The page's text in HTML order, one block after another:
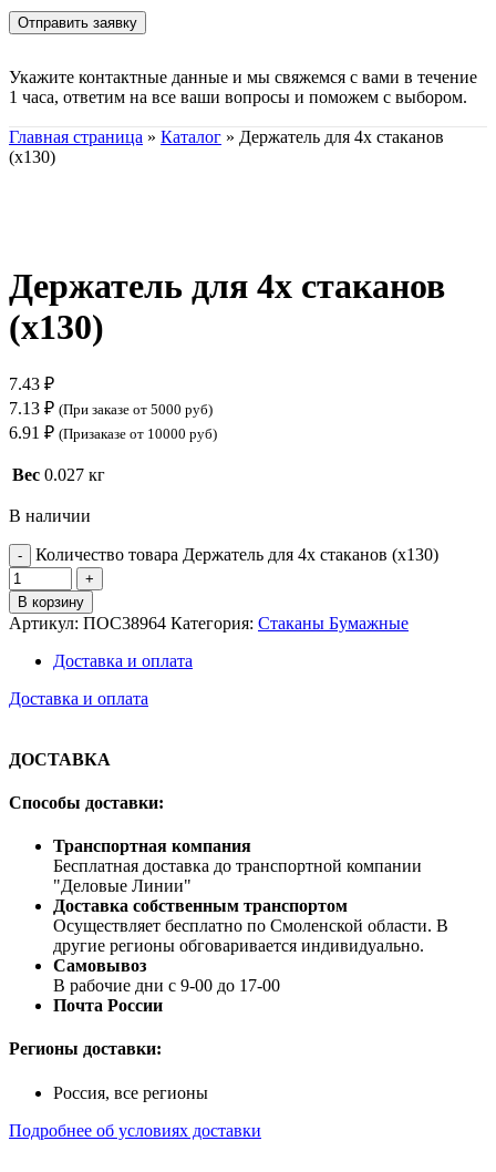
Укажите контактные данные и мы свяжемся с вами в течение
1 часа, ответим на все ваши вопросы и поможем с выбором.
Главная страница » Каталог » Держатель для 4х стаканов
(х130)
Держатель для 4х стаканов
(х130)
7.43 ₽
7.13 ₽ (При заказе от 5000 руб)
6.91 ₽ (Призаказе от 10000 руб)
Вес 0.027 кг
В наличии
Количество товара Держатель для 4х стаканов (х130)
В корзину
Артикул: ПОС38964 Категория: Стаканы Бумажные
Доставка и оплата
Доставка и оплата
ДОСТАВКА
Способы доставки:
Транспортная компания
Бесплатная доставка до транспортной компании
"Деловые Линии"
Доставка собственным транспортом
Осуществляет бесплатно по Смоленской области. В
другие регионы обговаривается индивидуально.
Самовывоз
В рабочие дни с 9-00 до 17-00
Почта России
Регионы доставки:
Россия, все регионы
Подробнее об условиях доставки